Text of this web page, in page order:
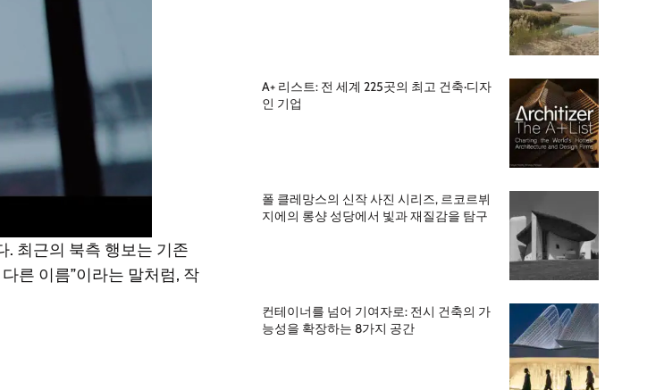
. 최근의 북측 행보는 기존
른 이름”이라는 말처럼, 작
A+ 리스트: 전 세계 225곳의 최고 건축·디자
인 기업
폴 클레망스의 신작 사진 시리즈, 르코르뷔
지에의 롱샹 성당에서 빛과 재질감을 탐구
컨테이너를 넘어 기여자로: 전시 건축의 가
능성을 확장하는 8가지 공간